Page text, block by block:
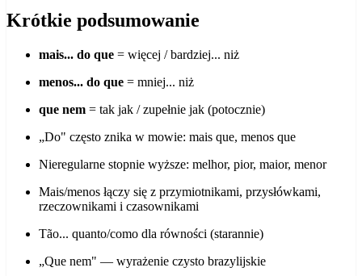
Krótkie podsumowanie
mais... do que = więcej / bardziej... niż
menos... do que = mniej... niż
que nem = tak jak / zupełnie jak (potocznie)
„Do" często znika w mowie: mais que, menos que
Nieregularne stopnie wyższe: melhor, pior, maior, menor
Mais/menos łączy się z przymiotnikami, przysłówkami,
rzeczownikami i czasownikami
Tão... quanto/como dla równości (starannie)
„Que nem" — wyrażenie czysto brazylijskie